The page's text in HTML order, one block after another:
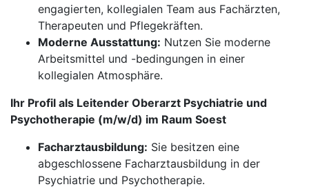
engagierten, kollegialen Team aus Fachärzten,
Therapeuten und Pflegekräften.
Moderne Ausstattung: Nutzen Sie moderne
Arbeitsmittel und -bedingungen in einer
kollegialen Atmosphäre.
Ihr Profil als Leitender Oberarzt Psychiatrie und
Psychotherapie (m/w/d) im Raum Soest
Facharztausbildung: Sie besitzen eine
abgeschlossene Facharztausbildung in der
Psychiatrie und Psychotherapie.